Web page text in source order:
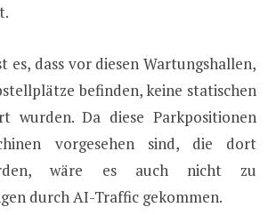
es, dass vor diesen Wartungshallen,
befinden, keine statischen
wurden. Da diese Parkpositionen
vorgesehen sind, die dort
wäre es auch nicht zu
durch AI-Traffic gekommen.